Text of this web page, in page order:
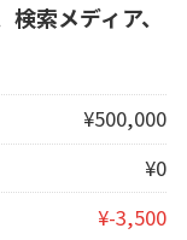
索メディア、
¥500,000
¥0
¥-3,500